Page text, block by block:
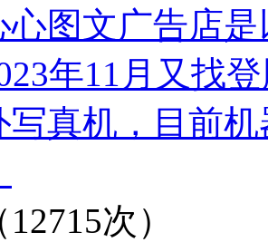
心图文广告店
年11月又找
写真机，目前
次）